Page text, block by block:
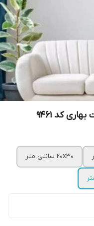
کد 9461
20x30 سانتی متر